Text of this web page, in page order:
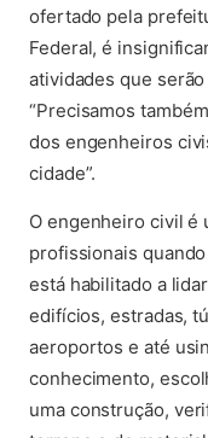
ofertado pela
Federal, é
atividades que
“Precisamos
dos engenheiros
cidade”.
O engenheiro civil é
profissionais
está habilitado a
edifícios, estradas,
aeroportos e até
conhecimento,
uma construção,